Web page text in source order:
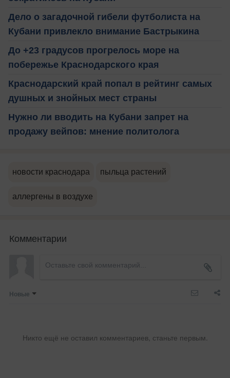
Дело о загадочной гибели футболиста на
Кубани привлекло внимание Бастрыкина
До +23 градусов прогрелось море на
побережье Краснодарского края
Краснодарский край попал в рейтинг самых
душных и знойных мест страны
Нужно ли вводить на Кубани запрет на
продажу вейпов: мнение политолога
новости краснодара пыльца растений
аллергены в воздухе
Комментарии
Новые
Никто ещё не оставил комментариев, станьте первым.